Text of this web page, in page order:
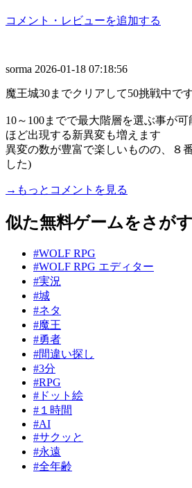
コメント・レビューを追加する
sorma 2026-01-18 07:18:56
魔王城30までクリアして50挑戦中で
10～100までで最大階層を選ぶ事が
ほど出現する新異変も増えます
異変の数が豊富で楽しいものの、８
した)
→もっとコメントを見る
似た無料ゲームをさがす
#WOLF RPG
#WOLF RPG エディター
#実況
#城
#ネタ
#魔王
#勇者
#間違い探し
#3分
#RPG
#ドット絵
#１時間
#AI
#サクッと
#永遠
#全年齢